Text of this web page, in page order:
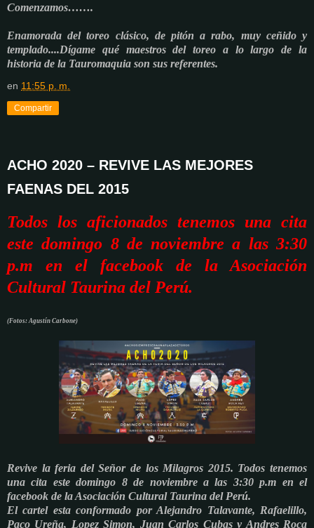
Comenzamos…….
Enamorada del toreo clásico, de pitón a rabo, muy ceñido y
templado....Dígame qué maestros del toreo a lo largo de la
historia de la Tauromaquia son sus referentes.
en 11:55 p. m.
Compartir
ACHO 2020 – REVIVE LAS MEJORES
FAENAS DEL 2015
Todos los aficionados tenemos una cita
este domingo 8 de noviembre a las 3:30
p.m en el facebook de la Asociación
Cultural Taurina del Perú.
(Fotos: Agustín Carbone)
Revive la feria del Señor de los Milagros 2015. Todos tenemos
una cita este domingo 8 de noviembre a las 3:30 p.m en el
facebook de la Asociación Cultural Taurina del Perú.
El cartel esta conformado por Alejandro Talavante, Rafaelillo,
Paco Ureña, Lopez Simon, Juan Carlos Cubas y Andres Roca